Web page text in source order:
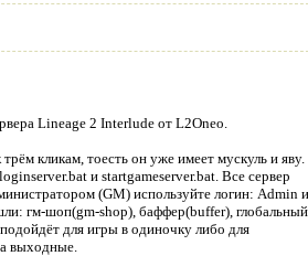
Lineage 2 Interlude от L2Oneo.
кликам, тоесть он уже имеет мускуль и яву.
и startgameserver.bat. Все сервер
(GM) используйте логин: Admin и
гм-шоп(gm-shop), баффер(buffer), глобальный
для игры в одиночку либо для
выходные.